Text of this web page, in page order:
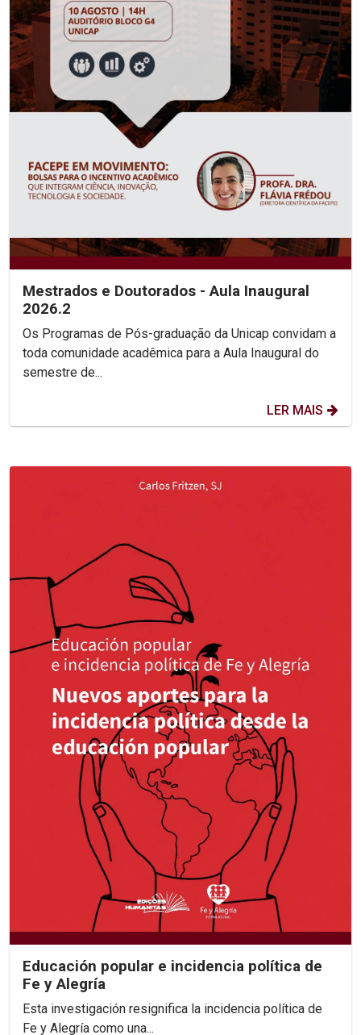
Mestrados e Doutorados - Aula Inaugural
2026.2
Os Programas de Pós-graduação da Unicap convidam a
toda comunidade acadêmica para a Aula Inaugural do
semestre de...
LER MAIS
Educación popular e incidencia política de
Fe y Alegría
Esta investigación resignifica la incidencia política de
Fe y Alegría como una...